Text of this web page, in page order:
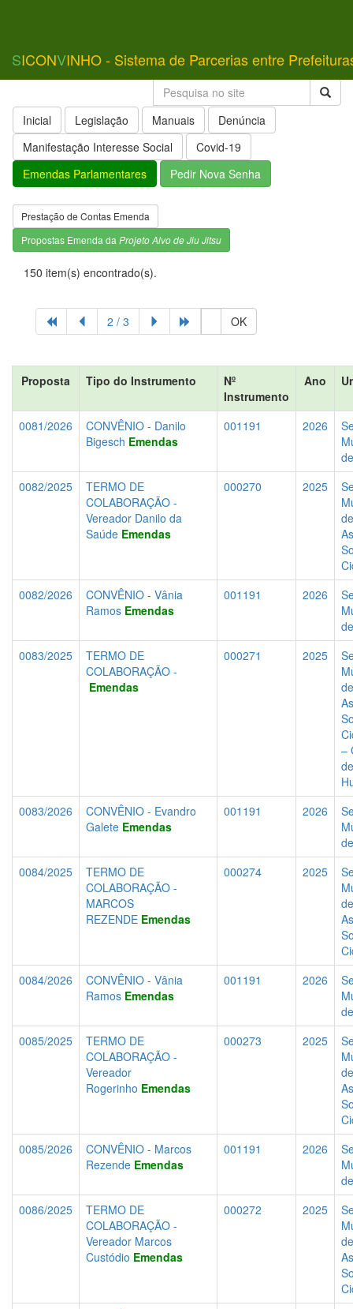
SICONVINHO - Sistema de Parcerias entre
Inicial Legislação Manuais
Denúncia
Manifestação Interesse Social
Covid-19
Emendas Parlamentares
Pedir Nova Senha
Prestação de Contas Emenda
Propostas Emenda da Projeto Alvo de Jiu Jitsu
150 item(s) encontrado(s).
2 / 3 OK
Proposta Tipo do Instrumento
Nº
Instrumento
Ano
0081/2026
CONVÊNIO - Danilo
Bigesch Emendas
001191 2026
0082/2025
TERMO DE
COLABORAÇÃO -
Vereador Danilo da
Saúde Emendas
000270 2025
de
0082/2026
CONVÊNIO - Vânia
Ramos Emendas
001191 2026
0083/2025
TERMO DE
COLABORAÇÃO -
Emendas
000271 2025
de
–
0083/2026
CONVÊNIO - Evandro
Galete Emendas
001191 2026
0084/2025
TERMO DE
COLABORAÇÃO -
MARCOS
REZENDE Emendas
000274 2025
de
0084/2026
CONVÊNIO - Vânia
Ramos Emendas
001191 2026
0085/2025
TERMO DE
COLABORAÇÃO -
Vereador
Rogerinho Emendas
000273 2025
de
0085/2026
CONVÊNIO - Marcos
Rezende Emendas
001191 2026
0086/2025
TERMO DE
COLABORAÇÃO -
Vereador Marcos
Custódio Emendas
000272 2025
de